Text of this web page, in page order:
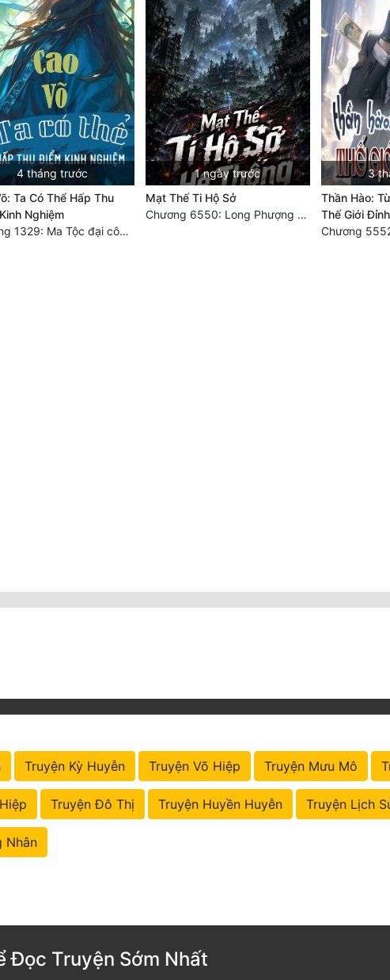
4 tháng trước
Ta Có Thể Hấp Thu
Nghiệm
Chương 1329: Ma Tộc đại công chúa Thương Nguyệt
1 ngày trước
Mạt Thế Ti Hộ Sở
Chương 6550: Long Phượng Thần Trận
3
Thần Hào:
Thế Giới
Truyện Kỳ Huyễn Truyện Võ Hiệp Truyện Mưu Mô
Truyện Đô Thị Truyện Huyền Huyễn Truyện Lịch
Nhân
Đọc Truyện Sớm Nhất